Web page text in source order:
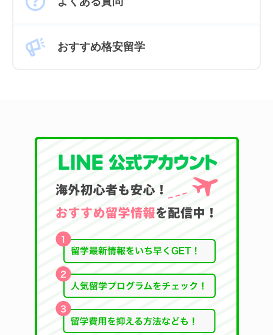
おすすめ格安留学